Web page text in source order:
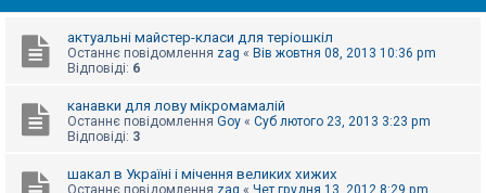
Т
м
б
д
актуальні майстер-класи для теріошкіл
Останнє повідомлення zag « Вів жовтня 08, 2013 10:36 pm
Відповіді: 6
канавки для лову мікромамалій
Останнє повідомлення Goy « Суб лютого 23, 2013 3:23 pm
Відповіді: 3
шакал в Україні і мічення великих хижих